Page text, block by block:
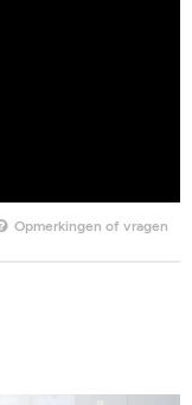
Opmerkingen of vragen